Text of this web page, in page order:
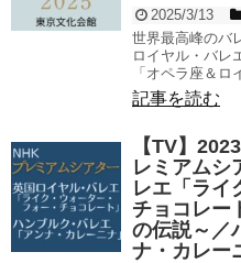
2025/3/13
世界最高峰のバ
ロイヤル・バレ
「オペラ座＆ロ
記事を読む
【TV】
レミアム
レエ「ライ
チョコレー
の伝説～／
ナ・カレー